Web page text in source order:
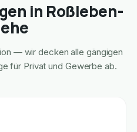
in Roßleben-
— wir decken alle gängigen
für Privat und Gewerbe ab.